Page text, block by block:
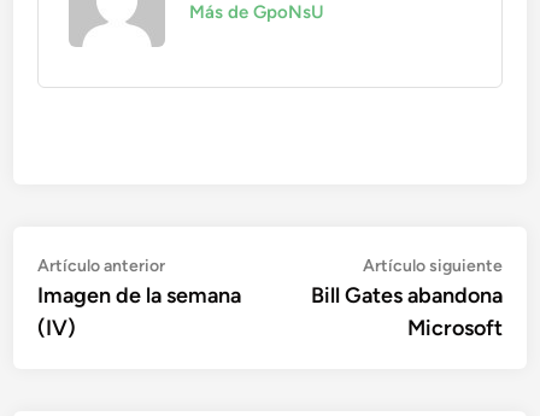
Más de GpoNsU
Navegación
de
entradas
Artículo anteriorArtículo
anterior:
Imagen de la semana
(IV)
Artículo siguiente
Bill Gates abandona
Microsoft